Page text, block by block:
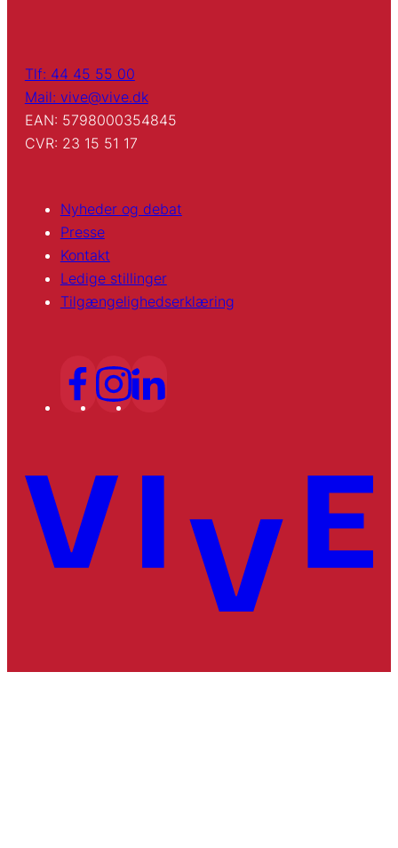
Tlf: 44 45 55 00
Mail: vive@vive.dk
EAN: 5798000354845
CVR: 23 15 51 17
Nyheder og debat
Presse
Kontakt
Ledige stillinger
Tilgængelighedserklæring